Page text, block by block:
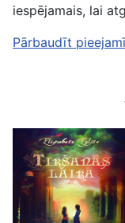
iespējamais, lai
Pārbaudīt